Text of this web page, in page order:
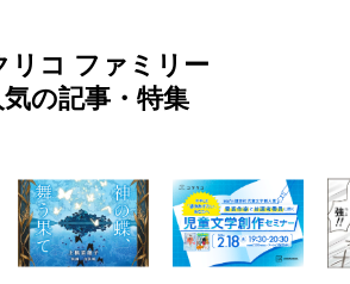
リコ ファミリー
の記事・特集